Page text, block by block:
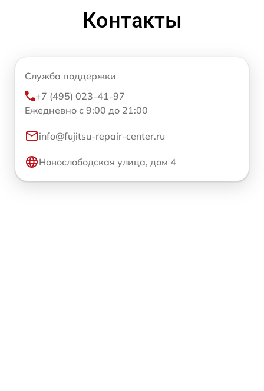
Контакты
Служба поддержки
+7 (495) 023-41-97
Ежедневно с 9:00 до 21:00
info@fujitsu-repair-center.ru
Новослободская улица, дом 4